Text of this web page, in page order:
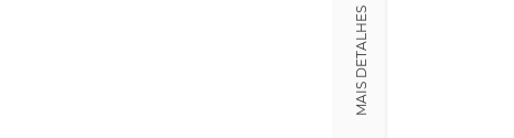
MAIS DETALHES